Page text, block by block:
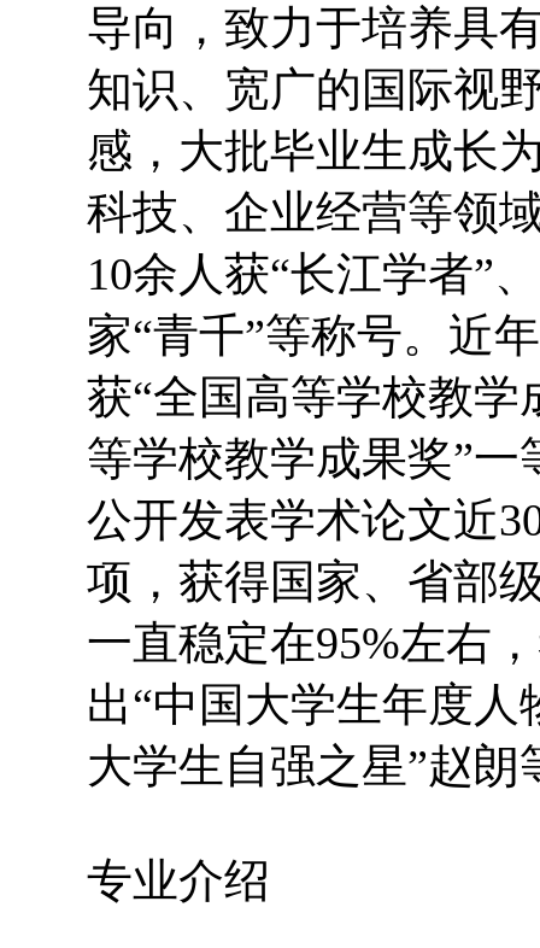
导向，致力于培养具
知识、宽广的国际视
感，大批毕业生成长
科技、企业经营等领
10余人获“长江学者”
家“青千”等称号。近
获“全国高等学校教学
等学校教学成果奖”
公开发表学术论文近
项，获得国家、省部
一直稳定在95%左右
出“中国大学生年度人
大学生自强之星”赵
专业介绍